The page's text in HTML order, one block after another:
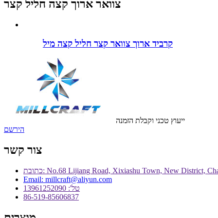
צוואר ארוך קצה חליל קצר
קרביד ארוך צוואר קצר חליל קצה מיל
ייעוץ טכני וקבלת הזמנה
הירשם
צור קשר
Email: millcraft@aliyun.com
טל': 13961252090
86-519-85606837